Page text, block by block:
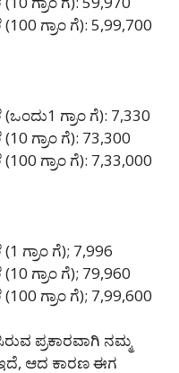
ಗ್ರಾಂ ಗೆ): 5,99,700
ಗ್ರಾಂ ಗೆ): 7,330
ಗ್ರಾಂ ಗೆ): 73,300
ಗ್ರಾಂ ಗೆ): 7,33,000
ಗ್ರಾಂ ಗೆ); 7,996
ಗ್ರಾಂ ಗೆ); 79,960
ಗ್ರಾಂ ಗೆ); 7,99,600
ಪ್ರಕಾರವಾಗಿ ನಮ್ಮ
ಆದ ಕಾರಣ ಈಗ